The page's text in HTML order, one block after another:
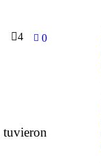
4 0
tuvieron